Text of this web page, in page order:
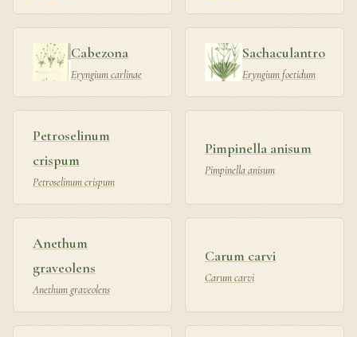
Cabezona
Eryngium carlinae
Sachaculantro
Eryngium foetidum
Petroselinum
crispum
Petroselinum crispum
Pimpinella anisum
Pimpinella anisum
Anethum
graveolens
Anethum graveolens
Carum carvi
Carum carvi